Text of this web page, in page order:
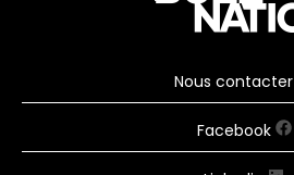
Nous contacter
Facebook